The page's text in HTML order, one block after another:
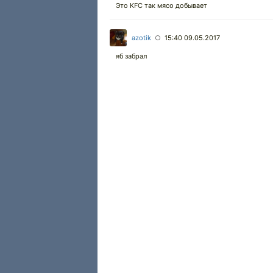
Это KFC так мясо добывает
azotik ○ 15:40 09.05.2017
яб забрал